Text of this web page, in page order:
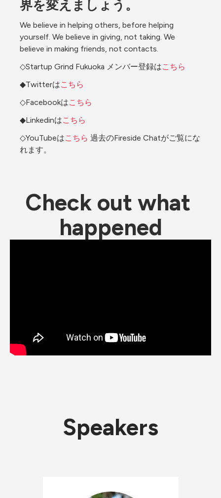
界を変えましょう。
We believe in helping others, before helping
yourself. We believe in giving, not taking. We
believe in making friends, not contacts.
◇Startup Grind Fukuoka メンバー登録はこちら
◆Twitterはこちら
◇Facebookはこちら
◆Linkedinはこちら
◇YouTubeはこちら 過去のFireside Chatがご覧にな
れます。
Check out what
happened
Speakers